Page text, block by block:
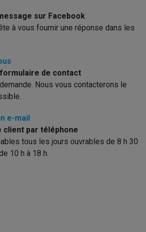
sur Facebook
à vous fournir une réponse dans les
de contact
Nous vous contacterons le
e-mail
client par téléphone
tous les jours ouvrables de 8 h 30
10 h à 18 h.